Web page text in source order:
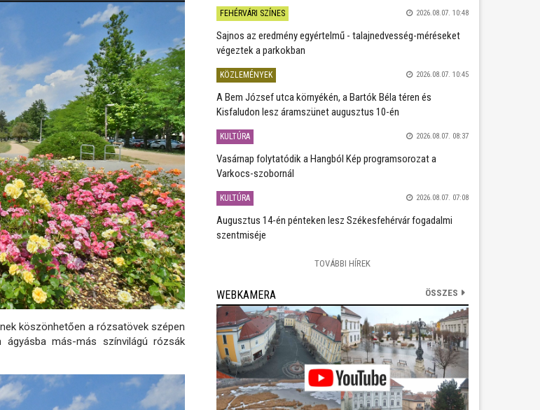
köszönhetően a rózsatövek szépen
ágyásba más-más színvilágú rózsák
FEHÉRVÁRI SZÍNES 2026.08.07. 10:48
Sajnos az eredmény egyértelmű - talajnedvesség-méréseket
végeztek a parkokban
KÖZLEMÉNYEK 2026.08.07. 10:45
A Bem József utca környékén, a Bartók Béla téren és
Kisfaludon lesz áramszünet augusztus 10-én
KULTÚRA 2026.08.07. 08:37
Vasárnap folytatódik a Hangból Kép programsorozat a
Varkocs-szobornál
KULTÚRA 2026.08.07. 07:08
Augusztus 14-én pénteken lesz Székesfehérvár fogadalmi
szentmiséje
TOVÁBBI HÍREK
WEBKAMERA ÖSSZES